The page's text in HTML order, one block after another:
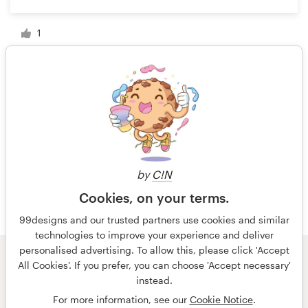
by C!N
Cookies, on your terms.
99designs and our trusted partners use cookies and similar
technologies to improve your experience and deliver
personalised advertising. To allow this, please click 'Accept
All Cookies'. If you prefer, you can choose 'Accept necessary'
instead.
For more information, see our Cookie Notice.
1
1 sur 3
© 99designs
par Vista
Confidentialité